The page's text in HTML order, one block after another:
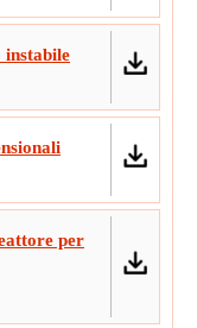
instabile
per